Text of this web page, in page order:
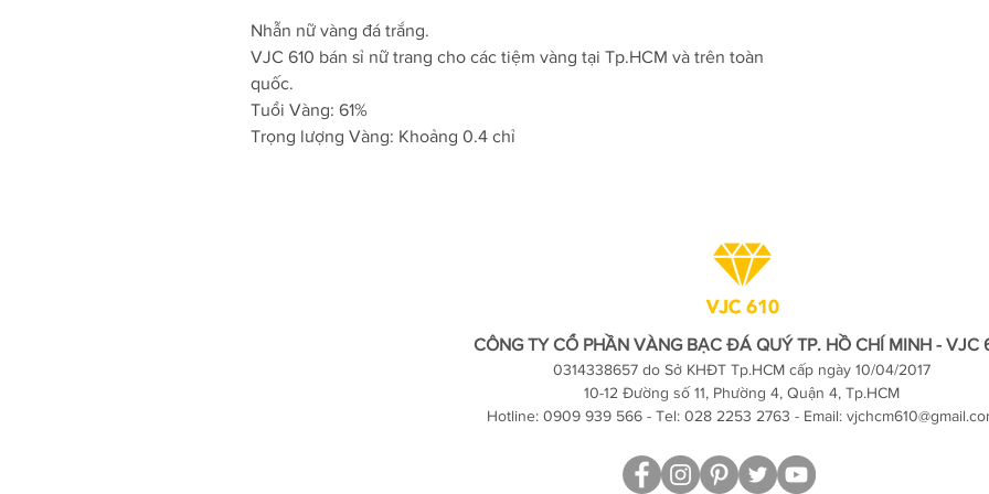
Nhẫn nữ vàng đá trắng.
VJC 610 bán sỉ nữ trang cho các tiệm vàng tại Tp.HCM và trên toàn
quốc.
Tuổi Vàng: 61%
Trọng lượng Vàng: Khoảng 0.4 chỉ
CÔNG TY CỔ PHẦN VÀNG BẠC ĐÁ QUÝ TP. HỒ CHÍ MINH - VJC
0314338657 do Sở KHĐT Tp.HCM cấp ngày 10/04/2017
10-12 Đường số 11, Phường 4, Quận 4, Tp.HCM
Hotline: 0909 939 566 - Tel: 028 2253 2763 - Email: